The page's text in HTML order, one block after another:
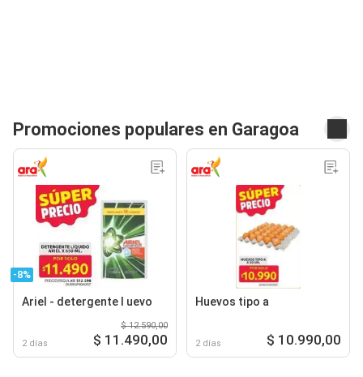
Promociones populares en Garagoa
-8%
Ariel - detergente l uevo
2 días
$ 12.590,00
$ 11.490,00
Huevos tipo a
2 días $ 10.990,00